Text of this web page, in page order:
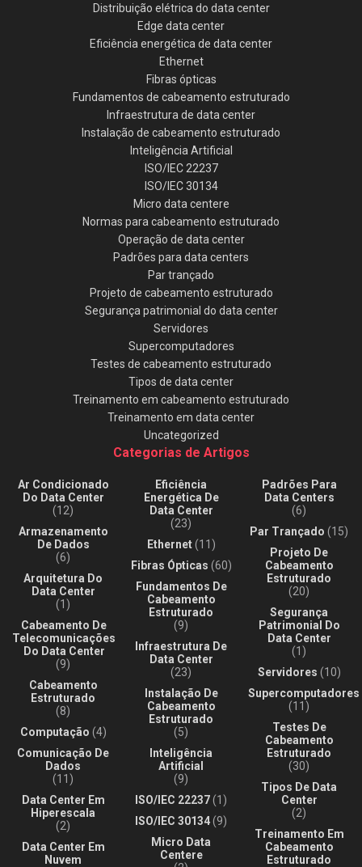
Distribuição elétrica do data center
Edge data center
Eficiência energética de data center
Ethernet
Fibras ópticas
Fundamentos de cabeamento estruturado
Infraestrutura de data center
Instalação de cabeamento estruturado
Inteligência Artificial
ISO/IEC 22237
ISO/IEC 30134
Micro data centere
Normas para cabeamento estruturado
Operação de data center
Padrões para data centers
Par trançado
Projeto de cabeamento estruturado
Segurança patrimonial do data center
Servidores
Supercomputadores
Testes de cabeamento estruturado
Tipos de data center
Treinamento em cabeamento estruturado
Treinamento em data center
Uncategorized
Categorias de Artigos
Ar Condicionado
Do Data Center
(12)
Armazenamento
De Dados
(6)
Arquitetura Do
Data Center
(1)
Cabeamento De
Telecomunicações
Do Data Center
(9)
Cabeamento
Estruturado
(8)
Computação (4)
Comunicação De
Dados
(11)
Data Center Em
Hiperescala
(2)
Data Center Em
Nuvem
Eficiência
Energética De
Data Center
(23)
Ethernet(11)
Fibras Ópticas (60)
Fundamentos De
Cabeamento
Estruturado
(9)
Infraestrutura De
Data Center
(23)
Instalação De
Cabeamento
Estruturado
(5)
Inteligência
Artificial
(9)
ISO/IEC 22237(1)
ISO/IEC 30134(9)
Micro Data
Centere
Padrões Para
Data Centers
(6)
Par Trançado (15)
Projeto De
Cabeamento
Estruturado
(20)
Segurança
Patrimonial Do
Data Center
(1)
Servidores (10)
Supercomputadores
(11)
Testes De
Cabeamento
Estruturado
(30)
Tipos De Data
Center
(2)
Treinamento Em
Cabeamento
Estruturado